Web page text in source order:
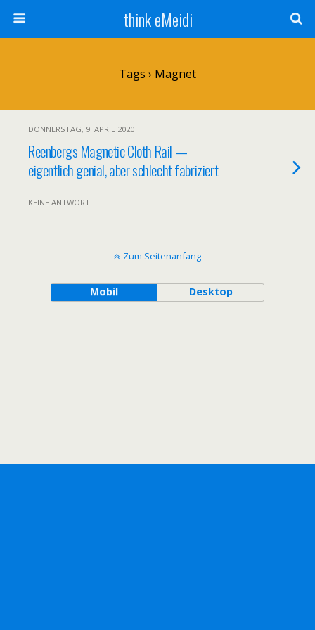
think eMeidi
Tags › Magnet
DONNERSTAG, 9. APRIL 2020
Reenbergs Magnetic Cloth Rail —
eigentlich genial, aber schlecht fabriziert
KEINE ANTWORT
Zum Seitenanfang
Mobil Desktop